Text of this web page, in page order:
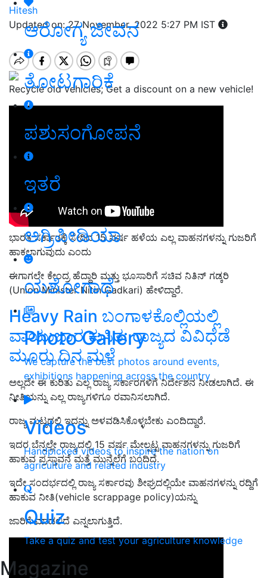
ಆರೋಗ್ಯ ಜೀವನ
ತೋಟಗಾರಿಕೆ
ಪಶುಸಂಗೋಪನೆ
ಇತರೆ
ಅಗ್ರಿಪೀಡಿಯಾ
ಯಶೋಗಾಥೆ
Photo Gallery
We capture the best photos around events,
exhibitions happening across the country
Videos
Handpicked videos to inspire the nation on
agriculture and related industry
Quiz
Take a quiz and test your agriculture knowledge
Magazine
Hitesh
Updated on: 27 November, 2022 5:27 PM IST
Recycle old vehicles; Get a discount on a new vehicle!
ಭಾರತ ಸರ್ಕಾರಕ್ಕೆ ಸೇರಿದ 15 ವರ್ಷ ಹಳೆಯ ಎಲ್ಲ ವಾಹನಗಳನ್ನು ಗುಜರಿಗೆ
ಹಾಕಲಾಗುವುದು ಎಂದು
ಈಗಾಗಲೇ ಕೇಂದ್ರ ಹೆದ್ದಾರಿ ಮತ್ತು ಭೂಸಾರಿಗೆ ಸಚಿವ ನಿತಿನ್ ಗಡ್ಕರಿ
(Union Minister Nitin Gadkari) ಹೇಳಿದ್ದಾರೆ.
Heavy Rain ಬಂಗಾಳಕೊಲ್ಲಿಯಲ್ಲಿ
ವಾಯುಭಾರ ಕುಸಿತ: ರಾಜ್ಯದ ವಿವಿಧೆಡೆ
ಮೂರು ದಿನ ಮಳೆ
ಅಲ್ಲದೇ ಈ ಕುರಿತು ಎಲ್ಲ ರಾಜ್ಯ ಸರ್ಕಾರಗಳಿಗೆ ನಿರ್ದೇಶನ ನೀಡಲಾಗಿದೆ. ಈ
ನೀತಿಯನ್ನು ಎಲ್ಲ ರಾಜ್ಯಗಳಿಗೂ ರವಾನಿಸಲಾಗಿದೆ.
ರಾಜ್ಯ ಮಟ್ಟದಲ್ಲಿ ಇದನ್ನು ಅಳವಡಿಸಿಕೊಳ್ಳಬೇಕು ಎಂದಿದ್ದಾರೆ.
ಇದರ ಬೆನ್ನಲ್ಲೇ ರಾಜ್ಯದಲ್ಲಿ 15 ವರ್ಷ ಮೇಲ್ಪಟ್ಟ ವಾಹನಗಳನ್ನು ಗುಜರಿಗೆ
ಹಾಕುವ ಪ್ರಸ್ತಾವನೆ ಮತ್ತೆ ಮುನ್ನೆಲೆಗೆ ಬಂದಿದೆ.
ಇದೇ ಸಂದರ್ಭದಲ್ಲಿ ರಾಜ್ಯ ಸರ್ಕಾರವು ಶೀಘ್ರದಲ್ಲಿಯೇ ವಾಹನಗಳನ್ನು ರದ್ದಿಗೆ
ಹಾಕುವ ನೀತಿ(vehicle scrappage policy)ಯನ್ನು
ಜಾರಿಗೆ ಮಾಡಲಿದೆ ಎನ್ನಲಾಗುತ್ತಿದೆ.